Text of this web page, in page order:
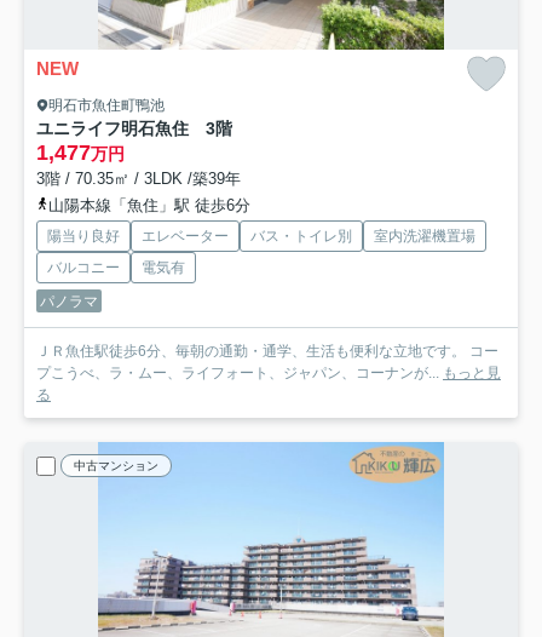
NEW
明石市魚住町鴨池
ユニライフ明石魚住 3階
1,477万円
3階 / 70.35㎡ / 3LDK /築39年
山陽本線「魚住」駅 徒歩6分
陽当り良好 エレベーター バス・トイレ別
室内洗濯機置場
バルコニー
電気有
パノラマ
ＪＲ魚住駅徒歩6分、毎朝の通勤・通学、生活も便利な立地です。 コー
プこうべ、ラ・ムー、ライフォート、ジャパン、コーナンが... もっと見
る
中古マンション